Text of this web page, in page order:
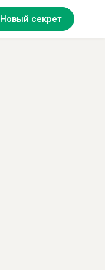
Новый секрет